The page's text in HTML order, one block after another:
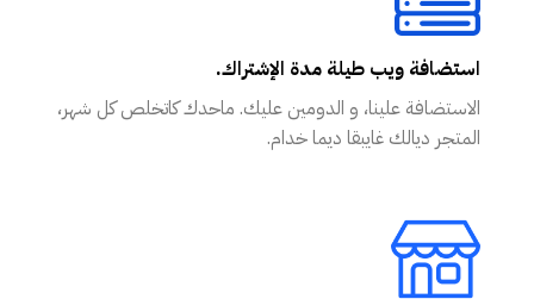
استضافة ويب طيلة مدة الإشتراك.
الاستضافة علينا، و الدومين عليك. ماحدك كاتخلص كل شهر،
المتجر ديالك غايبقا ديما خدام.